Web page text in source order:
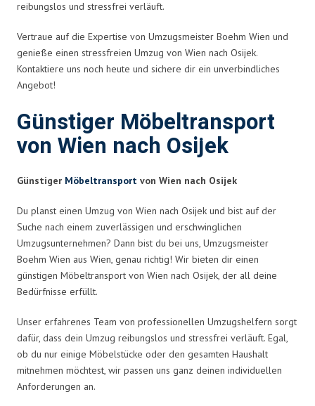
reibungslos und stressfrei verläuft.
Vertraue auf die Expertise von Umzugsmeister Boehm Wien und
genieße einen stressfreien Umzug von Wien nach Osijek.
Kontaktiere uns noch heute und sichere dir ein unverbindliches
Angebot!
Günstiger Möbeltransport
von Wien nach Osijek
Günstiger Möbeltransport von Wien nach Osijek
Du planst einen Umzug von Wien nach Osijek und bist auf der
Suche nach einem zuverlässigen und erschwinglichen
Umzugsunternehmen? Dann bist du bei uns, Umzugsmeister
Boehm Wien aus Wien, genau richtig! Wir bieten dir einen
günstigen Möbeltransport von Wien nach Osijek, der all deine
Bedürfnisse erfüllt.
Unser erfahrenes Team von professionellen Umzugshelfern sorgt
dafür, dass dein Umzug reibungslos und stressfrei verläuft. Egal,
ob du nur einige Möbelstücke oder den gesamten Haushalt
mitnehmen möchtest, wir passen uns ganz deinen individuellen
Anforderungen an.